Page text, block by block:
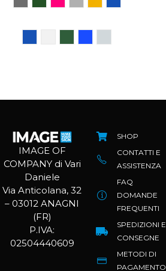
IMAGE OF
COMPANY di Vari
Daniele
Via Anticolana, 32
– 03012 ANAGNI
(FR)
P.IVA:
02504440609
SHOP
CONTATTI E
ASSISTENZA
FAQ
DOMANDE
FREQUENTI
SPEDIZIONI E
CONSEGNE
METODI DI
PAGAMENTO